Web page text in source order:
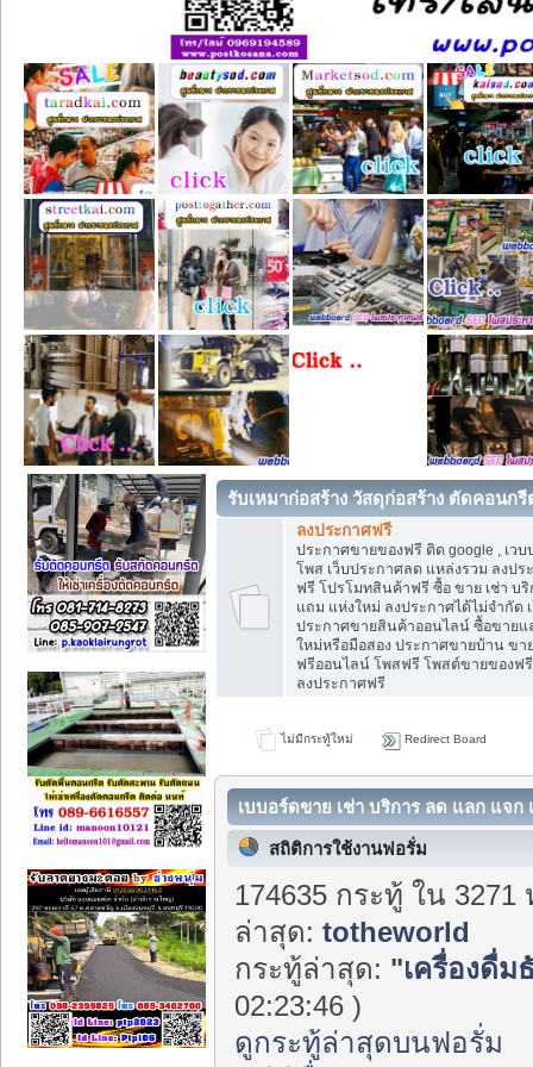
รับเหมาก่อสร้าง วัสดุก่อสร้าง ตัดคอนก
ลงประกาศฟรี
ประกาศขายของฟรี ติด google , เว
โพส เว็บประกาศลด แหล่งรวม ลงป
ฟรี โปรโมทสินค้าฟรี ซื้อ ขาย เช่า บ
แถม แห่งใหม่ ลงประกาศได้ไม่จำกัด
ประกาศขายสินค้าออนไลน์ ซื้อขายแ
ใหม่หรือมือสอง ประกาศขายบ้าน ขา
ฟรีออนไลน์ โพสฟรี โพสต์ขายของฟ
ลงประกาศฟรี
ไม่มีกระทู้ใหม่ Redirect Board
เบบอร์ดขาย เช่า บริการ ลด แลก แจ
Centerสถิติการใช้งานฟอรั่ม
174635 กระทู้ ใน
ล่าสุด:totheworld
กระทู้ล่าสุด: "เครื่องดื่
02:23:46 )
ดูกระทู้ล่าสุดบนฟอรั่ม